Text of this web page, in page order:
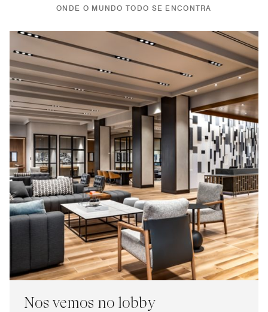
ONDE O MUNDO TODO SE ENCONTRA
Nos vemos no lobby